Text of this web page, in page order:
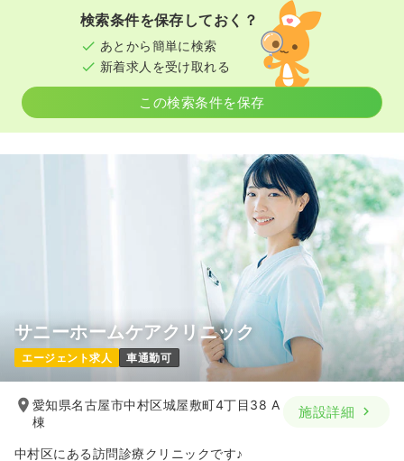
検索条件を保存しておく？
あとから簡単に検索
新着求人を受け取れる
この検索条件を保存
サニーホームケアクリニック
エージェント求人 車通勤可
愛知県名古屋市中村区城屋敷町4丁目38 A
棟
施設詳細
中村区にある訪問診療クリニックです♪